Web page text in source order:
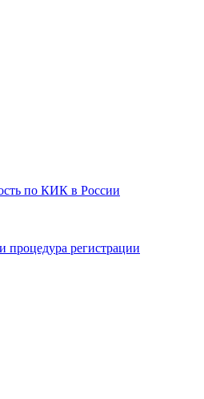
по КИК в России
процедура регистрации